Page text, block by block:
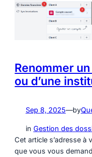
Renommer
ou d’une
Sep 8, 2025—by
in Gestion des
Cet article s’adresse
que vous vous